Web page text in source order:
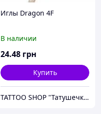
Иглы Dragon 4F
В наличии
24.48 грн
Купить
TATTOO SHOP "Татушечка" Молдова